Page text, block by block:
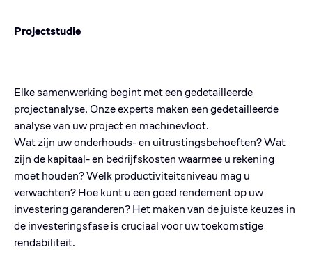
Projectstudie
Elke samenwerking begint met een gedetailleerde
projectanalyse. Onze experts maken een gedetailleerde
analyse van uw project en machinevloot.
Wat zijn uw onderhouds- en uitrustingsbehoeften? Wat
zijn de kapitaal- en bedrijfskosten waarmee u rekening
moet houden? Welk productiviteitsniveau mag u
verwachten? Hoe kunt u een goed rendement op uw
investering garanderen? Het maken van de juiste keuzes in
de investeringsfase is cruciaal voor uw toekomstige
rendabiliteit.